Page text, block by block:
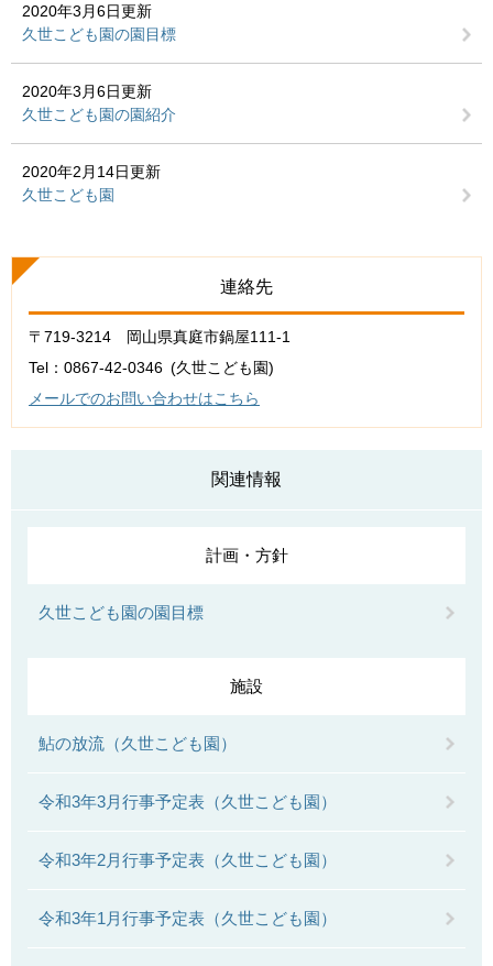
2020年3月6日更新
久世こども園の園目標
2020年3月6日更新
久世こども園の園紹介
2020年2月14日更新
久世こども園
連絡先
〒719-3214 岡山県真庭市鍋屋111-1
Tel：0867-42-0346
久世こども園
メールでのお問い合わせはこちら
関連情報
計画・方針
久世こども園の園目標
施設
鮎の放流（久世こども園）
令和3年3月行事予定表（久世こども園）
令和3年2月行事予定表（久世こども園）
令和3年1月行事予定表（久世こども園）